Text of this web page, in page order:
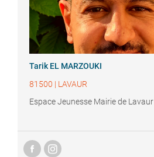
Tarik EL MARZOUKI
81500 | LAVAUR
Espace Jeunesse Mairie de Lavaur